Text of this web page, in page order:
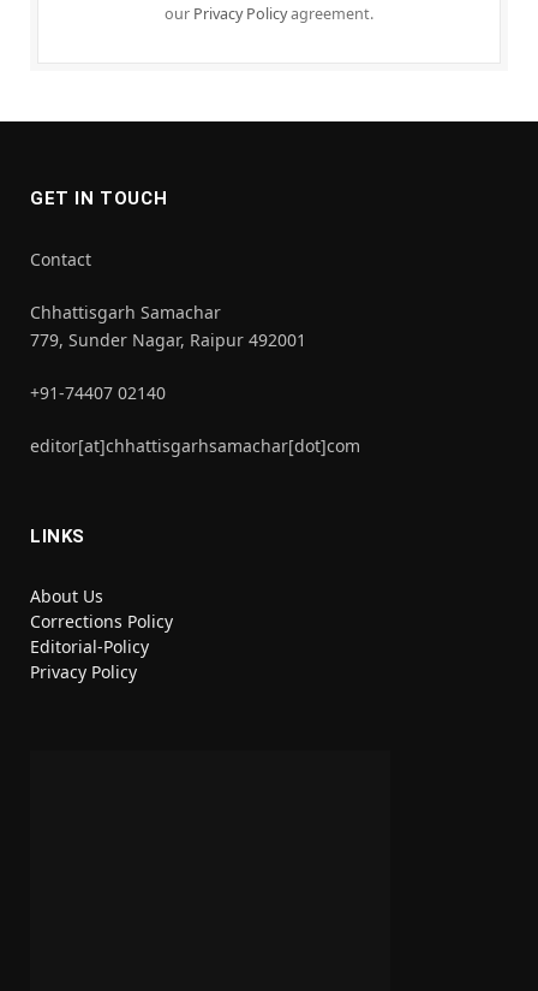
our Privacy Policyagreement.
GET IN TOUCH
Contact
Chhattisgarh Samachar
779, Sunder Nagar, Raipur 492001
+91-74407 02140
editor[at]chhattisgarhsamachar[dot]com
LINKS
About Us
Corrections Policy
Editorial-Policy
Privacy Policy